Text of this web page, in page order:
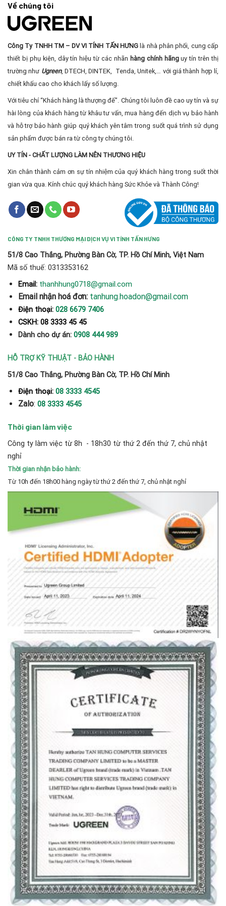
Về chúng tôi
Công Ty TNHH TM – DV VI TÍNH TẤN HƯNG là nhà phân phối, cung cấp
thiết bị phụ kiện, dây tín hiệu từ các nhãn hàng chính hãnguy tín trên thị
trường như Ugreen, DTECH, DINTEK, Tenda, Unitek,… với giá thành hợp lí,
chiết khấu cao cho khách lấy số lượng.
Với tiêu chí “Khách hàng là thượng đế”. Chúng tôi luôn đề cao uy tín và sự
hài lòng của khách hàng từ khâu tư vấn, mua hàng đến dịch vụ bảo hành
và hỗ trợ bảo hành giúp quý khách yên tâm trong suốt quá trình sử dụng
sản phẩm được bán ra từ công ty chúng tôi.
UY TÍN - CHẤT LƯỢNG LÀM NÊN THƯƠNG HIỆU
Xin chân thành cảm ơn sự tín nhiệm của quý khách hàng trong suốt thời
gian vừa qua. Kính chúc quý khách hàng Sức Khỏe và Thành Công!
CÔNG TY TNHH THƯƠNG MẠI DỊCH VỤ VI TÍNH TẤN HƯNG
51/8 Cao Thắng, Phường Bàn Cờ, TP. Hồ Chí Minh, Việt Nam
Mã số thuế: 0313353162
Email: thanhhung0718@gmail.com
Email nhận hoá đơn: tanhung.hoadon@gmail.com
Điện thoại: 028 6679 7406
CSKH: 08 3333 45 45
Dành cho dự án: 0908 444 989
HỖ TRỢ KỸ THUẬT - BẢO HÀNH
51/8 Cao Thắng, Phường Bàn Cờ, TP. Hồ Chí Minh
Điện thoại: 08 3333 4545
Zalo: 08 3333 4545
Thời gian làm việc
Công ty làm việc từ 8h - 18h30 từ thứ 2 đến thứ 7, chủ nhật
nghỉ
Thời gian nhận bảo hành:
Từ 10h đến 18h00 hàng ngày từ thứ 2 đến thứ 7, chủ nhật nghỉ